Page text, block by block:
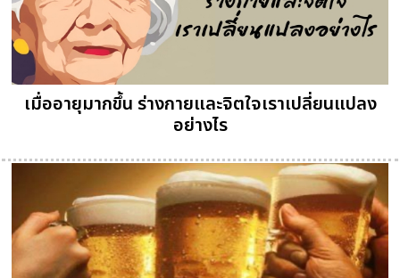
เมื่ออายุมากขึ้น ร่างกายและจิตใจเราเปลี่ยนแปลง
อย่างไร